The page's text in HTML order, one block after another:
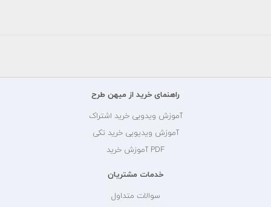
راهنمای خرید از میهن طرح
آموزش ویدویی خرید اشتراک
آموزش ویدیویی خرید تکی
PDF آموزش خرید
خدمات مشتریان
سوالات متداول